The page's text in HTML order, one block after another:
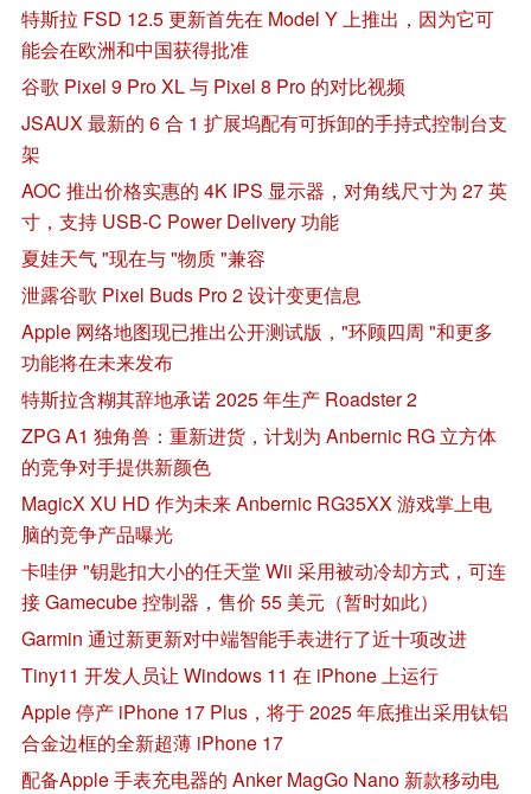
特斯拉 FSD 12.5 更新首先在 Model Y 上推出，因为它可
能会在欧洲和中国获得批准
谷歌 Pixel 9 Pro XL 与 Pixel 8 Pro 的对比视频
JSAUX 最新的 6 合 1 扩展坞配有可拆卸的手持式控制台支
架
AOC 推出价格实惠的 4K IPS 显示器，对角线尺寸为 27 英
寸，支持 USB-C Power Delivery 功能
夏娃天气 "现在与 "物质 "兼容
泄露谷歌 Pixel Buds Pro 2 设计变更信息
Apple 网络地图现已推出公开测试版，"环顾四周 "和更多
功能将在未来发布
特斯拉含糊其辞地承诺 2025 年生产 Roadster 2
ZPG A1 独角兽：重新进货，计划为 Anbernic RG 立方体
的竞争对手提供新颜色
MagicX XU HD 作为未来 Anbernic RG35XX 游戏掌上电
脑的竞争产品曝光
卡哇伊 "钥匙扣大小的任天堂 Wii 采用被动冷却方式，可连
接 Gamecube 控制器，售价 55 美元（暂时如此）
Garmin 通过新更新对中端智能手表进行了近十项改进
Tiny11 开发人员让 Windows 11 在 iPhone 上运行
Apple 停产 iPhone 17 Plus，将于 2025 年底推出采用钛铝
合金边框的全新超薄 iPhone 17
配备Apple 手表充电器的 Anker MagGo Nano 新款移动电